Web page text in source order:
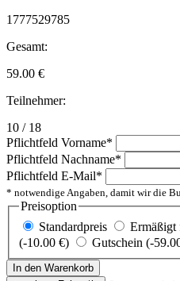
1777529785
Gesamt:
59.00 €
Teilnehmer:
10 / 18
Pflichtfeld Vorname*
Pflichtfeld Nachname*
Pflichtfeld E-Mail*
* notwendige Angaben, damit wir die
Preisoption
Standardpreis
Ermäßigt
(-10.00 €)
Gutschein (-